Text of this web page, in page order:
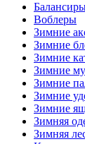
Воблеры
Зимние
Зимние
Зимние
Зимние
Зимние
Зимние
Зимние
Зимняя
Зимняя